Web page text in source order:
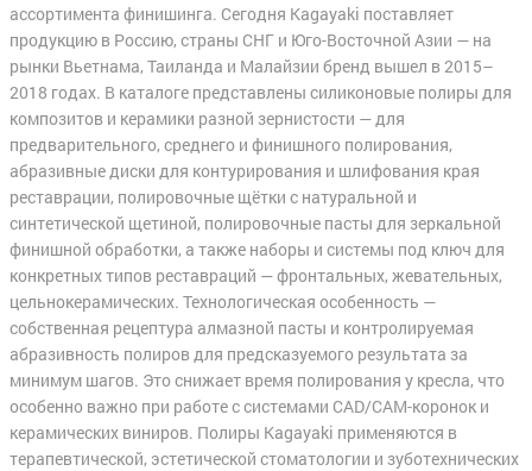
ассортимента финишинга. Сегодня Kagayaki поставляет
продукцию в Россию, страны СНГ и Юго-Восточной Азии — на
рынки Вьетнама, Таиланда и Малайзии бренд вышел в 2015–
2018 годах. В каталоге представлены силиконовые полиры для
композитов и керамики разной зернистости — для
предварительного, среднего и финишного полирования,
абразивные диски для контурирования и шлифования края
реставрации, полировочные щётки с натуральной и
синтетической щетиной, полировочные пасты для зеркальной
финишной обработки, а также наборы и системы под ключ для
конкретных типов реставраций — фронтальных, жевательных,
цельнокерамических. Технологическая особенность —
собственная рецептура алмазной пасты и контролируемая
абразивность полиров для предсказуемого результата за
минимум шагов. Это снижает время полирования у кресла, что
особенно важно при работе с системами CAD/CAM-коронок и
керамических виниров. Полиры Kagayaki применяются в
терапевтической, эстетической стоматологии и зуботехнических